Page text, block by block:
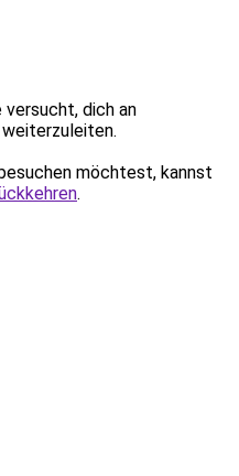
dich an
weiterzuleiten.
möchtest, kannst
.